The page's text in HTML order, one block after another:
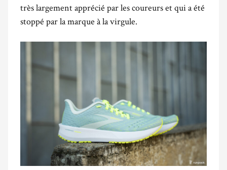
très largement apprécié par les coureurs et qui a été
stoppé par la marque à la virgule.